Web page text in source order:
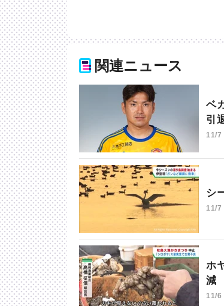
関連ニュース
ベ
引
11/7
シ
11/7
ホ
減
11/6